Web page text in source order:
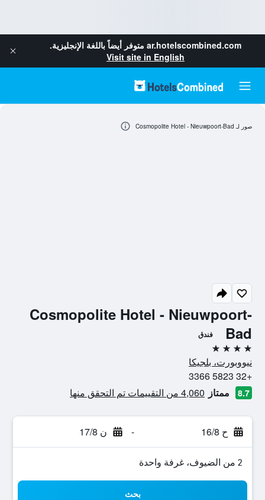
ar.hotelscombined.com متوفر أيضاً باللغة الإنجليزية.
Visit site in English
Cosmopolite Hotel - Nieuwpoort-
Bad
فندق
4 نجوم
نيووبورت، بلجيكا
+32 5823 3366
8.7 ممتاز 4,060 من التقييمات تم التحقق منها
ح 16/8 - ن 17/8
2 من الضيوف، غرفة واحدة
بحث
صور لـ Cosmopolite Hotel - Nieuwpoort-Bad